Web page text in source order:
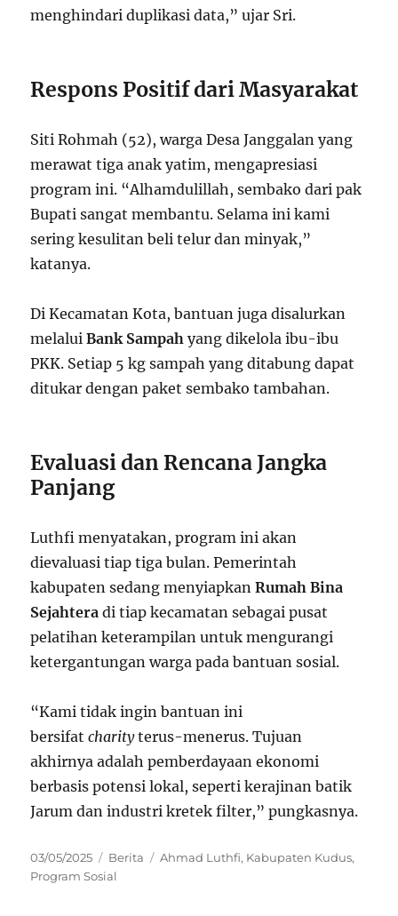
menghindari duplikasi data,” ujar Sri.
Respons Positif dari Masyarakat
Siti Rohmah (52), warga Desa Janggalan yang
merawat tiga anak yatim, mengapresiasi
program ini. “Alhamdulillah, sembako dari pak
Bupati sangat membantu. Selama ini kami
sering kesulitan beli telur dan minyak,”
katanya.
Di Kecamatan Kota, bantuan juga disalurkan
melaluiBank Sampah yang dikelola ibu-ibu
PKK. Setiap 5 kg sampah yang ditabung dapat
ditukar dengan paket sembako tambahan.
Evaluasi dan Rencana Jangka
Panjang
Luthfi menyatakan, program ini akan
dievaluasi tiap tiga bulan. Pemerintah
kabupaten sedang menyiapkanRumah Bina
Sejahtera di tiap kecamatan sebagai pusat
pelatihan keterampilan untuk mengurangi
ketergantungan warga pada bantuan sosial.
“Kami tidak ingin bantuan ini
bersifatcharityterus-menerus. Tujuan
akhirnya adalah pemberdayaan ekonomi
berbasis potensi lokal, seperti kerajinan batik
Jarum dan industri kretek filter,” pungkasnya.
Posted
on
03/05/2025 Categories
Berita Tags
Ahmad Luthfi, Kabupaten Kudus,
Program Sosial